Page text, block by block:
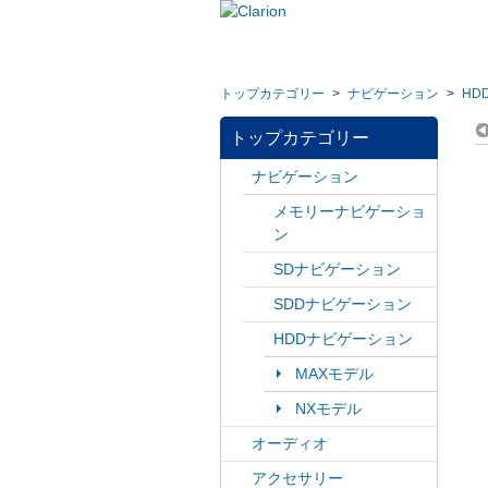
トップカテゴリー > ナビゲーション >
トップカテゴリー
ナビゲーション
メモリーナビゲーショ
ン
SDナビゲーション
SDDナビゲーション
HDDナビゲーション
MAXモデル
NXモデル
オーディオ
アクセサリー